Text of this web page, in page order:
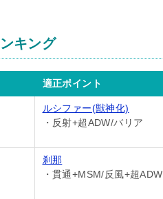
キング
適正ポイント
ルシファー(獣神化)
・反射+超ADW/バリア
刹那
・貫通+MSM/反風+超ADW